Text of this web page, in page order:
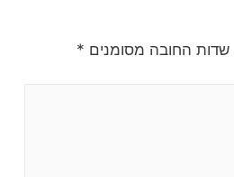
שדות החובה מסומנים *